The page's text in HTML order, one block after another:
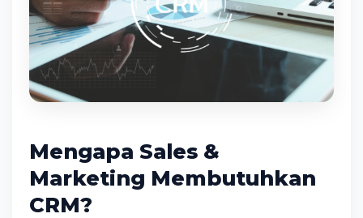
Mengapa Sales &
Marketing Membutuhkan
CRM?